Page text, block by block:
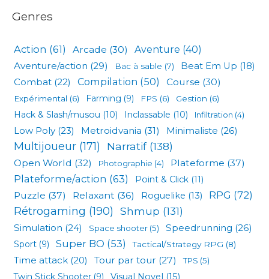
Genres
Action (61) Arcade (30) Aventure (40)
Aventure/action (29) Bac à sable (7) Beat Em Up (18)
Combat (22) Compilation (50) Course (30)
Expérimental (6) Farming (9) FPS (6) Gestion (6)
Hack & Slash/musou (10) Inclassable (10) Infiltration (4)
Low Poly (23) Metroidvania (31) Minimaliste (26)
Multijoueur (171) Narratif(138)
Open World (32) Photographie (4) Plateforme (37)
Plateforme/action (63) Point & Click (11)
Puzzle (37) Relaxant (36) Roguelike (13) RPG (72)
Rétrogaming (190) Shmup (131)
Simulation (24) Space shooter (5) Speedrunning (26)
Sport (9) Super BO (53) Tactical/Strategy RPG (8)
Time attack (20) Tour par tour (27) TPS (5)
Twin Stick Shooter (9)